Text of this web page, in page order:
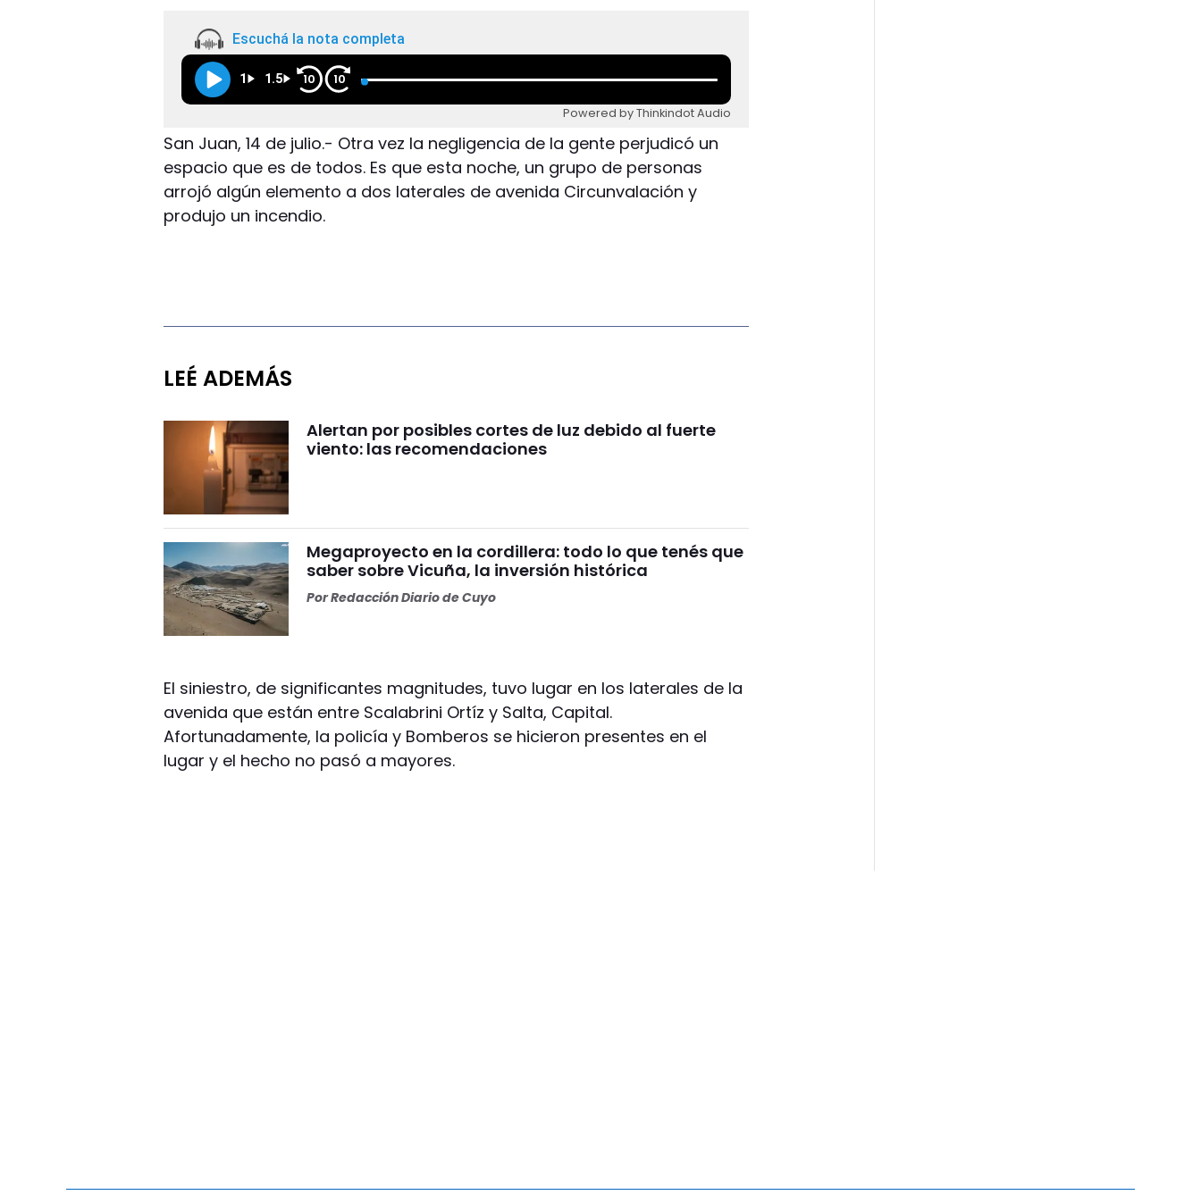
Escuchá la nota completa
1 1.5 10 10
Powered by Thinkindot Audio
San Juan, 14 de julio.- Otra vez la negligencia de la gente perjudicó un
espacio que es de todos. Es que esta noche, un grupo de personas
arrojó algún elemento a dos laterales de avenida Circunvalación y
produjo un incendio.
LEÉ ADEMÁS
Alertan por posibles cortes de luz debido al fuerte
viento: las recomendaciones
Megaproyecto en la cordillera: todo lo que tenés que
saber sobre Vicuña, la inversión histórica
PorRedacción Diario de Cuyo
El siniestro, de significantes magnitudes, tuvo lugar en los laterales de la
avenida que están entre Scalabrini Ortíz y Salta, Capital.
Afortunadamente, la policía y Bomberos se hicieron presentes en el
lugar y el hecho no pasó a mayores.